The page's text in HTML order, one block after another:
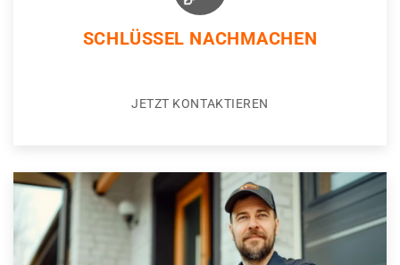
SCHLÜSSEL NACHMACHEN
JETZT KONTAKTIEREN